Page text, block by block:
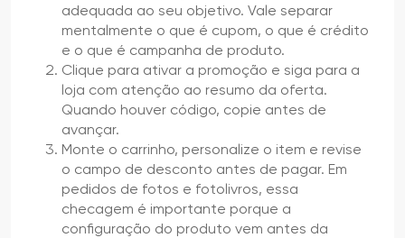
adequada ao seu objetivo. Vale separar
mentalmente o que é cupom, o que é crédito
e o que é campanha de produto.
Clique para ativar a promoção e siga para a
loja com atenção ao resumo da oferta.
Quando houver código, copie antes de
avançar.
Monte o carrinho, personalize o item e revise
o campo de desconto antes de pagar. Em
pedidos de fotos e fotolivros, essa
checagem é importante porque a
configuração do produto vem antes da